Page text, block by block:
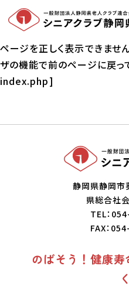
ページを正しく表示できませ
ザの機能で前のページに戻っ
index.php]
静岡県静岡
県総合社
TEL：
FAX：
のばそう！健康